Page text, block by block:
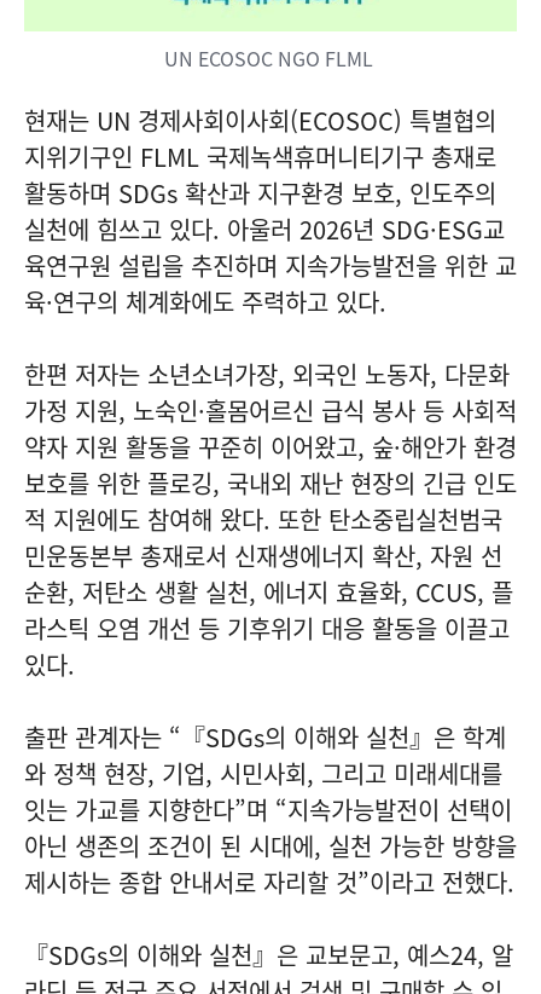
UN ECOSOC NGO FLML
현재는 UN 경제사회이사회(ECOSOC) 특별협의
지위기구인 FLML 국제녹색휴머니티기구 총재로
활동하며 SDGs 확산과 지구환경 보호, 인도주의
실천에 힘쓰고 있다. 아울러 2026년 SDG·ESG교
육연구원 설립을 추진하며 지속가능발전을 위한 교
육·연구의 체계화에도 주력하고 있다.
한편 저자는 소년소녀가장, 외국인 노동자, 다문화
가정 지원, 노숙인·홀몸어르신 급식 봉사 등 사회적
약자 지원 활동을 꾸준히 이어왔고, 숲·해안가 환경
보호를 위한 플로깅, 국내외 재난 현장의 긴급 인도
적 지원에도 참여해 왔다. 또한 탄소중립실천범국
민운동본부 총재로서 신재생에너지 확산, 자원 선
순환, 저탄소 생활 실천, 에너지 효율화, CCUS, 플
라스틱 오염 개선 등 기후위기 대응 활동을 이끌고
있다.
출판 관계자는 “『SDGs의 이해와 실천』은 학계
와 정책 현장, 기업, 시민사회, 그리고 미래세대를
잇는 가교를 지향한다”며 “지속가능발전이 선택이
아닌 생존의 조건이 된 시대에, 실천 가능한 방향을
제시하는 종합 안내서로 자리할 것”이라고 전했다.
『SDGs의 이해와 실천』은 교보문고, 예스24, 알